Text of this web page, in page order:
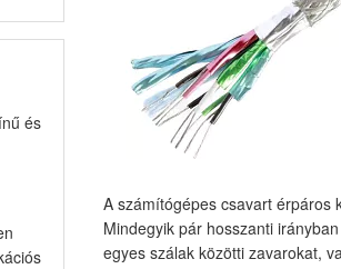
és
A számítógépes csavart érpáros
Mindegyik pár hosszanti
egyes szálak közötti zavarokat,